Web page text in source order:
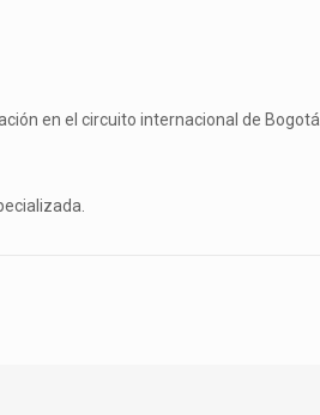
en el circuito internacional de Bogotá.